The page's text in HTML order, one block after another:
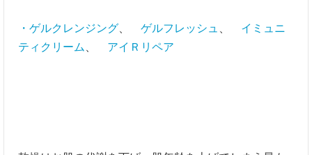
・ゲルクレンジング、 ゲルフレッシュ、 イミュニ
ティクリーム、 アイＲリペア